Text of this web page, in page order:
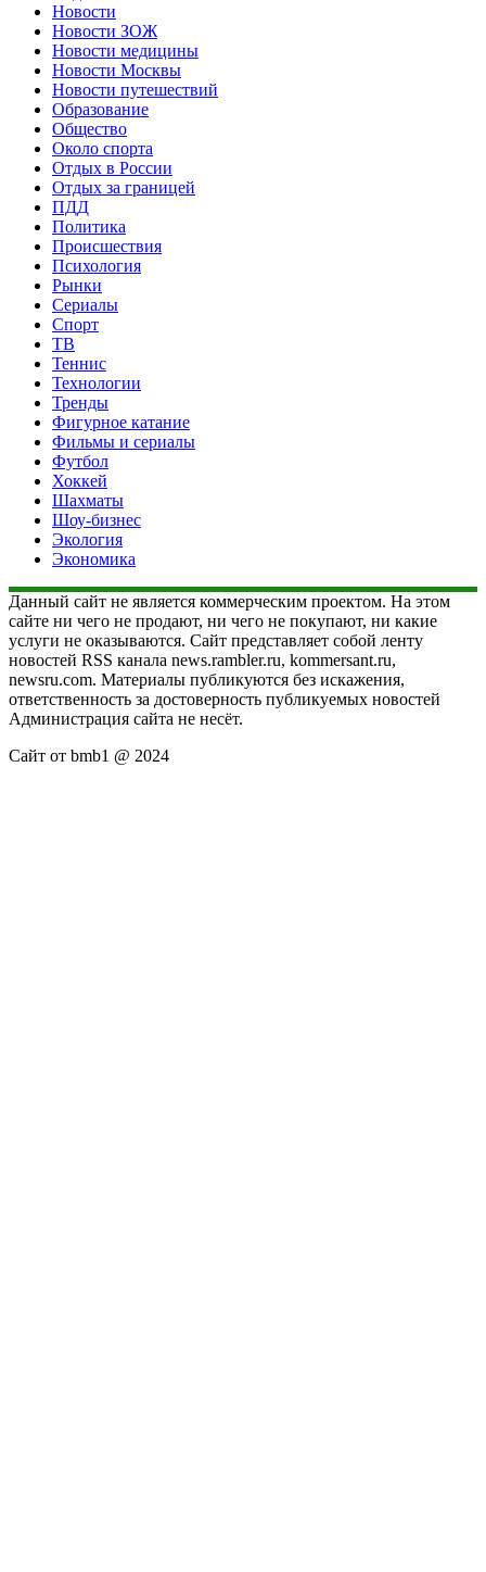
Новости
Новости ЗОЖ
Новости медицины
Новости Москвы
Новости путешествий
Образование
Общество
Около спорта
Отдых в России
Отдых за границей
ПДД
Политика
Происшествия
Психология
Рынки
Сериалы
Спорт
ТВ
Теннис
Технологии
Тренды
Фигурное катание
Фильмы и сериалы
Футбол
Хоккей
Шахматы
Шоу-бизнес
Экология
Экономика
Данный сайт не является коммерческим проектом. На этом
сайте ни чего не продают, ни чего не покупают, ни какие
услуги не оказываются. Сайт представляет собой ленту
новостей RSS канала news.rambler.ru, kommersant.ru,
newsru.com. Материалы публикуются без искажения,
ответственность за достоверность публикуемых новостей
Администрация сайта не несёт.
Сайт от bmb1 @ 2024